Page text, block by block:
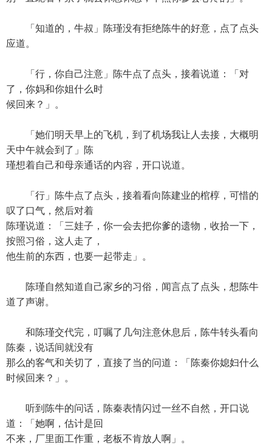
「知道的，牛叔」陈瑾没有拒绝陈牛的好意，点了点头
应道。
「行，你自己注意」陈牛点了点头，接着说道：「对
了，你妈和你姐什么时
候回来？」。
「她们明天早上的飞机，到了机场我让人去接，大概明
天中午就会到了」陈
瑾想着自己和母亲通话的内容，开口说道。
「行」陈牛点了点头，接着看向陈建业的棺椁，可惜的
叹了口气，然后对着
陈瑾说道：「三娃子，你一会去把你爹的遗物，收拾一下，
按照习俗，这人走了，
他生前的东西，也要一起带走」。
陈瑾自然知道自己家乡的习俗，闻言点了点头，想陈牛
道了声谢。
和陈瑾交代完，叮嘱了几句注意休息后，陈牛转头看向
陈秦，说话间就没有
那么的客气和关切了，直接了当的问道：「陈秦你媳妇什么
时候回来？」。
听到陈牛的问话，陈秦表情闪过一丝不自然，开口说
道：「她啊，估计是回
不来，厂里面工作重，老板不肯放人啊」。